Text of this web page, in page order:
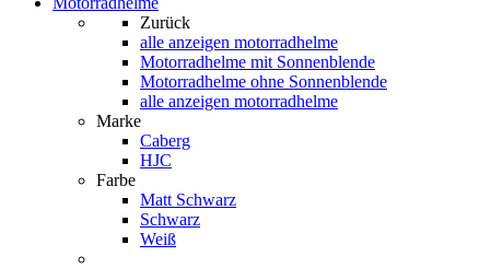
Zurück
alle anzeigen motorradhelme
Motorradhelme mit Sonnenblende
Motorradhelme ohne Sonnenblende
alle anzeigen motorradhelme
Marke
Caberg
HJC
Farbe
Matt Schwarz
Schwarz
Weiß